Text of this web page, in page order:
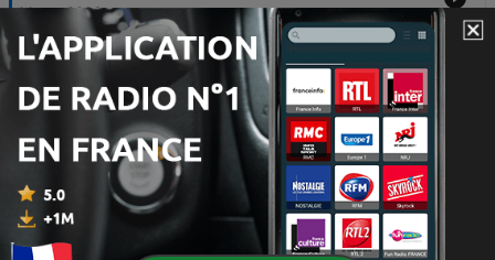
14 avr. 2026
45 - 7 septembre 1812, la bataille de Borodino/ La
07 avr. 2026
44 - 1324, le pèlerinage de Mansa Moussa à La
Mecque
31 mars 2026
43 - 1526, Babur s&#x27;empare de l&#x27;Inde à
Panipat